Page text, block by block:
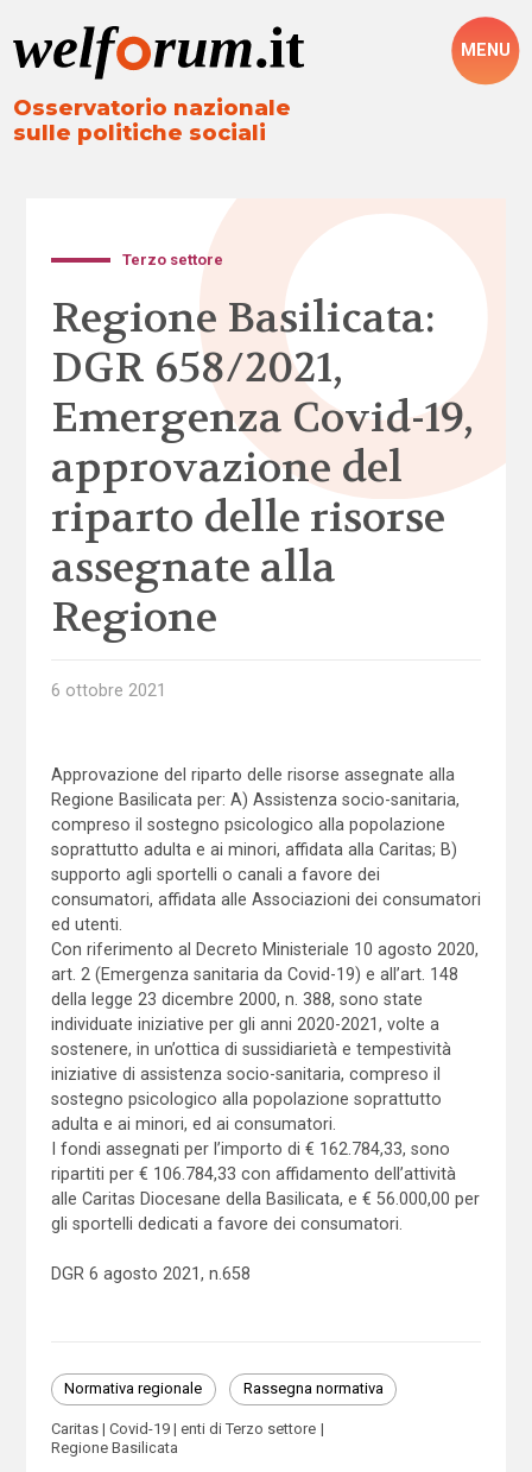
Osservatorio nazionale
sulle politiche sociali
MENU
Terzo settore
Regione Basilicata:
DGR 658/2021,
Emergenza Covid-19,
approvazione del
riparto delle risorse
assegnate alla
Regione
6 ottobre 2021
Approvazione del riparto delle risorse assegnate alla
Regione Basilicata per: A) Assistenza socio-sanitaria,
compreso il sostegno psicologico alla popolazione
soprattutto adulta e ai minori, affidata alla Caritas; B)
supporto agli sportelli o canali a favore dei
consumatori, affidata alle Associazioni dei consumatori
ed utenti.
Con riferimento al Decreto Ministeriale 10 agosto 2020,
art. 2 (Emergenza sanitaria da Covid-19) e all’art. 148
della legge 23 dicembre 2000, n. 388, sono state
individuate iniziative per gli anni 2020-2021, volte a
sostenere, in un’ottica di sussidiarietà e tempestività
iniziative di assistenza socio-sanitaria, compreso il
sostegno psicologico alla popolazione soprattutto
adulta e ai minori, ed ai consumatori.
I fondi assegnati per l’importo di € 162.784,33, sono
ripartiti per € 106.784,33 con affidamento dell’attività
alle Caritas Diocesane della Basilicata, e € 56.000,00 per
gli sportelli dedicati a favore dei consumatori.
DGR 6 agosto 2021, n.658
Normativa regionale Rassegna normativa
Caritas Covid-19
enti di Terzo settore
Regione Basilicata